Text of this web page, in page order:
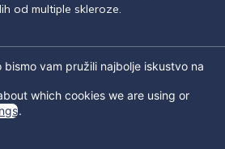
od multiple skleroze.
– ZAGORSKE ŽUPANIJE 2026.
bismo vam pružili najbolje iskustvo na
which cookies we are using or
.